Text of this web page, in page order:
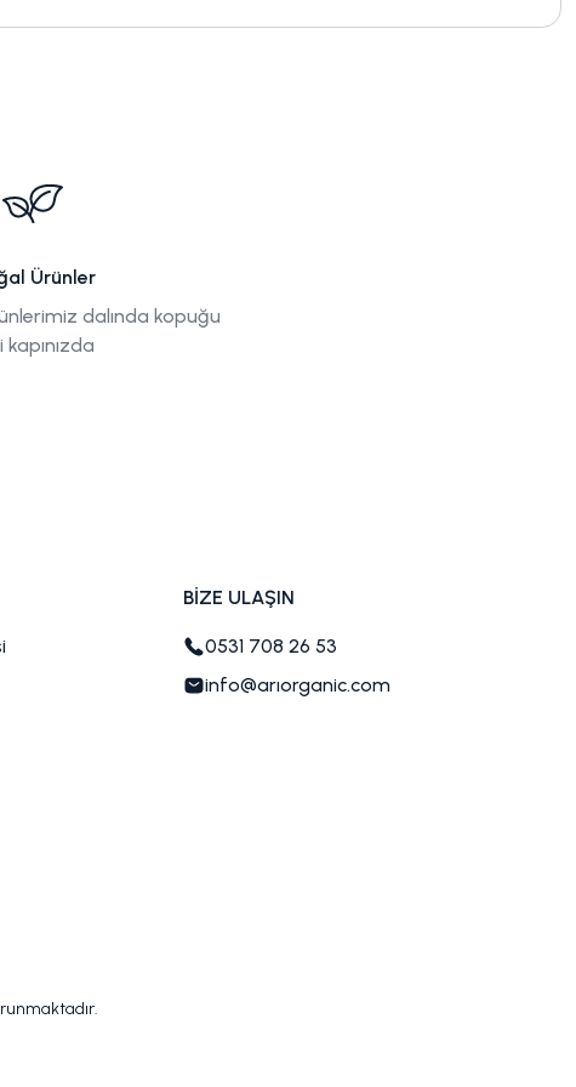
Ürünler
dalında kopuğu
kapınızda
BİZE ULAŞIN
0531 708 26 53
info@arıorganic.com